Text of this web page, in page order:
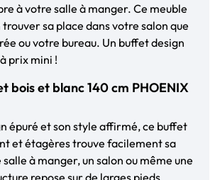
à votre salle à manger. Ce meuble
trouver sa place dans votre salon que
ou votre bureau. Un buffet design
prix mini !
bois et blanc 140 cm PHOENIX
épuré et son style affirmé, ce buffet
et étagères trouve facilement sa
salle à manger, un salon ou même une